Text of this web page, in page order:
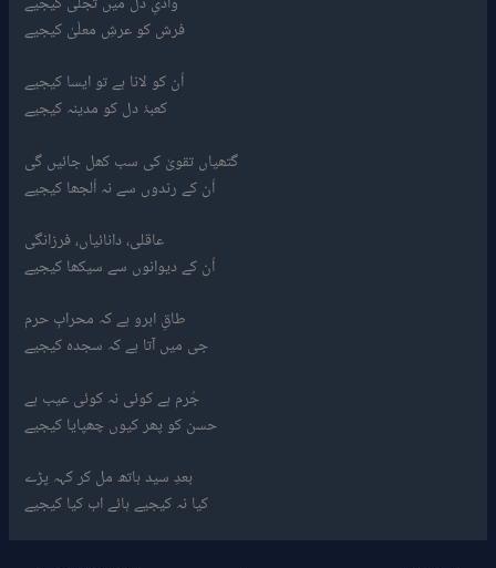
فرش کو عرشِ معلّیٰ کیجیے
اُن کو لانا ہے تو ایسا کیجیے
کعبۂ دل کو مدینہ کیجیے
گتھیاں تقویٰ کی سب کھل جائیں گی
اُن کے رندوں سے نہ اُلجھا کیجیے
عاقلی، دانائیاں، فرزانگی
اُن کے دیوانوں سے سیکھا کیجیے
طاقِ ابرو ہے کہ محرابِ حرم
جی میں آتا ہے کہ سجدہ کیجیے
جُرم ہے کوئی نہ کوئی عیب ہے
حسن کو پھر کیوں چھپایا کیجیے
بعدِ سید ہاتھ مل کر کہہ پڑے
کیا نہ کیجیے ہائے اب کیا کیجیے